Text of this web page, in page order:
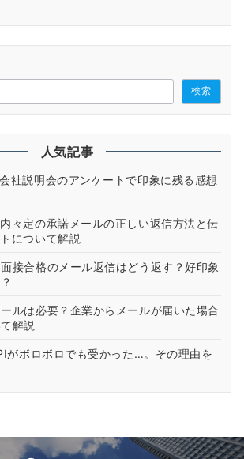
検索
人気記事
会社説明会のアンケートで印象に残る感想
内々定の承諾メールの正しい返信方法と伝
について解説
面接合格のメール返信はどう返す？好印象
ルは必要？企業からメールが届いた場合
解説
がボロボロでも受かった…。その理由を